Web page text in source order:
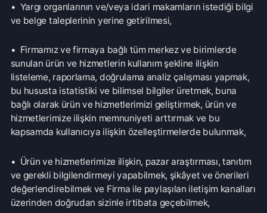
ve gerekli bilgilendirmeyi yapabilmek, şikâyet ve önerileri
değerlendirebilmek ve Firma ile paylaşılan iletişim kanalları
• Risk yönetimi ve kalite geliştirme aktivitelerinin yerine
getirilmesi,
• Veri güvenliği kapsamında, sistem ve uygulamalar için
gerekli tüm teknik ve idari tedbirlerin alınması,
belirtilen kişisel veri işleme şartları ve amaçları dâhilinde
işlenecektir.